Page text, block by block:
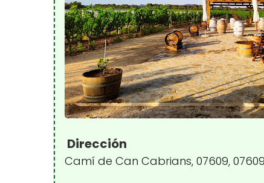
Dirección
Camí de Can Cabrians, 07609,